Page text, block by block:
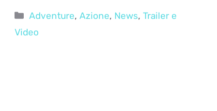
Categorie
Adventure,Azione, News,Trailer e
Video